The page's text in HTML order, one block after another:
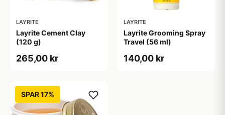
LAYRITE
Layrite Cement Clay
(120 g)
265,00 kr
LAYRITE
Layrite Grooming Spray
Travel (56 ml)
140,00 kr
SPAR 17%